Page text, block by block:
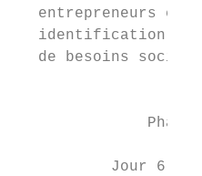
et
identification
de besoins
Phase
Jour 6